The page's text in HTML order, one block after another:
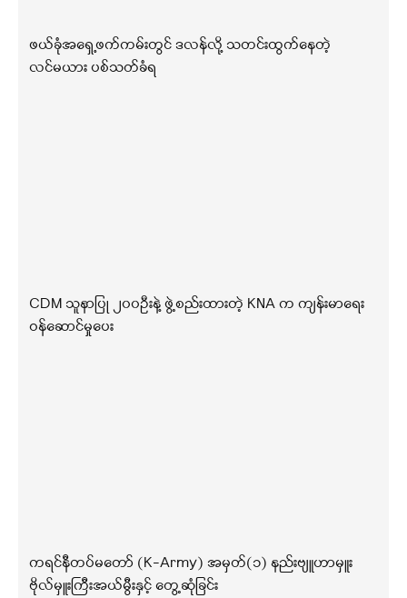
ဖယ်ခုံအရှေ့ဖက်ကမ်းတွင် ဒလန်လို့ သတင်းထွက်နေတဲ့
လင်မယား ပစ်သတ်ခံရ
CDM သူနာပြု ၂၀၀ဦးနဲ့ ဖွဲ့စည်းထားတဲ့ KNA က ကျန်းမာရေး
ဝန်ဆောင်မှုပေး
ကရင်နီတပ်မတော် (K-Army) အမှတ်(၁) နည်းဗျူဟာမှူး
ဗိုလ်မှူးကြီးအယ်မွီးနှင့် တွေ့ဆုံခြင်း